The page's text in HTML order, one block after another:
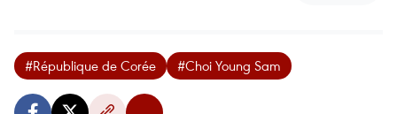
#République de Corée #Choi Young Sam